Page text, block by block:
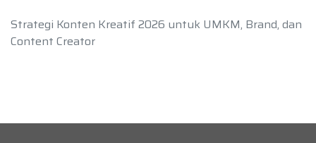
Strategi Konten Kreatif 2026 untuk UMKM, Brand, dan
Content Creator